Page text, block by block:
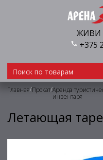
ЖИВИ
+375
Главная/Прокат/Аренда
инвентаря
Летающая